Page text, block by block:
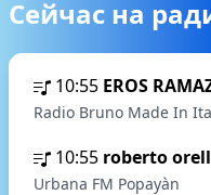
Сейчас на
10:55 EROS
Radio Bruno Made In
10:55 roberto
Urbana FM Popayàn